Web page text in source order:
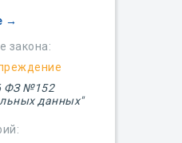
закона:
ФЗ №152
данных"
→